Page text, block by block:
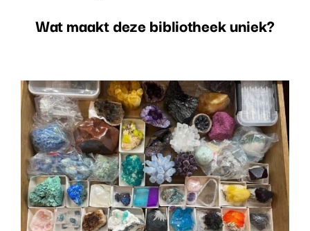
Wat maakt deze bibliotheek uniek?